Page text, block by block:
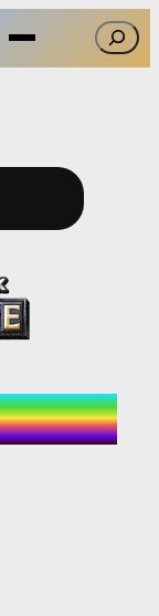
Szukaj